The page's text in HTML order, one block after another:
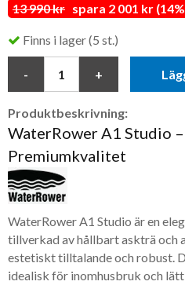
13 990 kr spara 2 001 kr
Finns i lager (5 st.)
Produktbeskrivning:
WaterRower A1 Studio
Premiumkvalitet
WaterRower A1 Studio är en
tillverkad av hållbart askträ och
estetiskt tilltalande och robust.
idealisk för inomhusbruk och